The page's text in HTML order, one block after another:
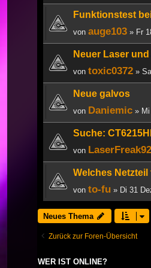
Funktionstest
von auge103 » Fr
Neuer Laser
von toxic0372 »
Neue galvos
von Daniemic » Mi
Suche:
von LaserFreak92
Welches
von to-fu » Di 31
Neues Thema
Zurück zur Foren-Übersicht
WER IST ONLINE?